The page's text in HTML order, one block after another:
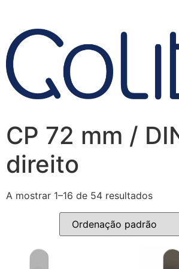
CP 72 mm /
direito
A mostrar 1–16 de 54 resultados